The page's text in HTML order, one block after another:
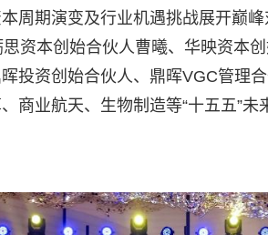
周期演变及行业机遇挑战展开巅
资本创始合伙人曹曦、华映资本
投资创始合伙人、鼎晖VGC管理
商业航天、生物制造等“十五五”